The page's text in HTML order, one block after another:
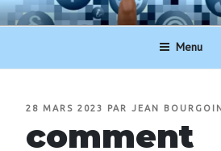
Aller
au
principal
NUMERO-
Menu
PUBLIÉ
28 MARS 2023 PAR JEAN
comment